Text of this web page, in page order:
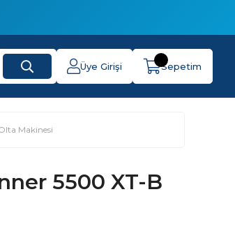
Üye Girişi Sepetim
Makinesi
5500 XT-B